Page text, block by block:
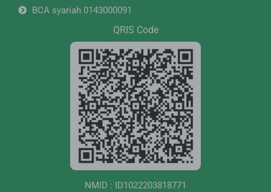
BCA syariah 0143000091
QRIS Code
NMID : ID1022203818771